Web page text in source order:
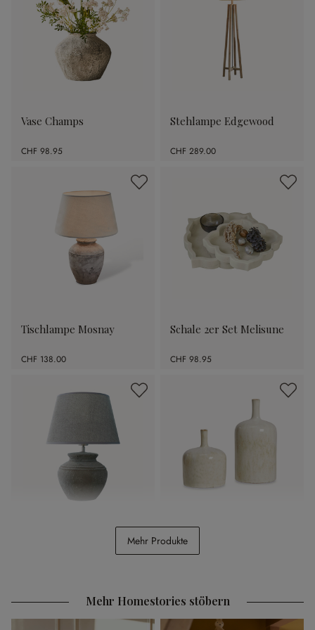
Vase Champs
CHF 98.95
Stehlampe Edgewood
CHF 289.00
Tischlampe Mosnay
CHF 138.00
Schale 2er Set Melisune
CHF 98.95
Vase 2er Set Kurys
Mehr Produkte
Mehr Homestories stöbern